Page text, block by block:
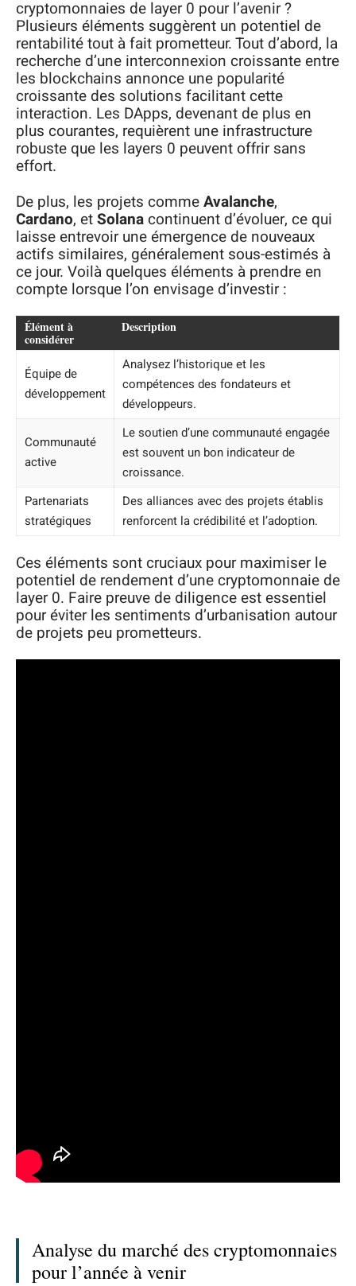
cryptomonnaies de layer 0 pour l’avenir ?
Plusieurs éléments suggèrent un potentiel de
rentabilité tout à fait prometteur. Tout d’abord, la
recherche d’une interconnexion croissante entre
les blockchains annonce une popularité
croissante des solutions facilitant cette
interaction. Les DApps, devenant de plus en
plus courantes, requièrent une infrastructure
robuste que les layers 0 peuvent offrir sans
effort.
De plus, les projets commeAvalanche,
Cardano, etSolanacontinuent d’évoluer, ce qui
laisse entrevoir une émergence de nouveaux
actifs similaires, généralement sous-estimés à
ce jour. Voilà quelques éléments à prendre en
compte lorsque l’on envisage d’investir :
Élément à
considérer
Description
Équipe de
développement
Analysez l’historique et les
compétences des fondateurs et
développeurs.
Communauté
active
Le soutien d’une communauté engagée
est souvent un bon indicateur de
croissance.
Partenariats
stratégiques
Des alliances avec des projets établis
renforcent la crédibilité et l’adoption.
Ces éléments sont cruciaux pour maximiser le
potentiel de rendement d’une cryptomonnaie de
layer 0. Faire preuve de diligence est essentiel
pour éviter les sentiments d’urbanisation autour
de projets peu prometteurs.
Analyse du marché des cryptomonnaies
pour l’année à venir